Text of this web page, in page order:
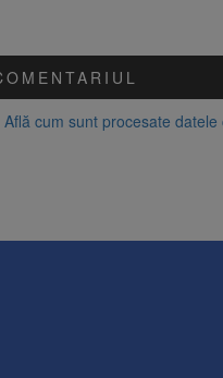
Află cum sunt procesate